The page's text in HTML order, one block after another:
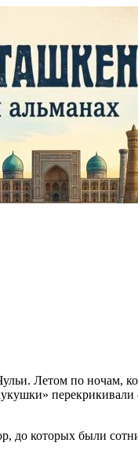
Летом по ночам,
до которых были